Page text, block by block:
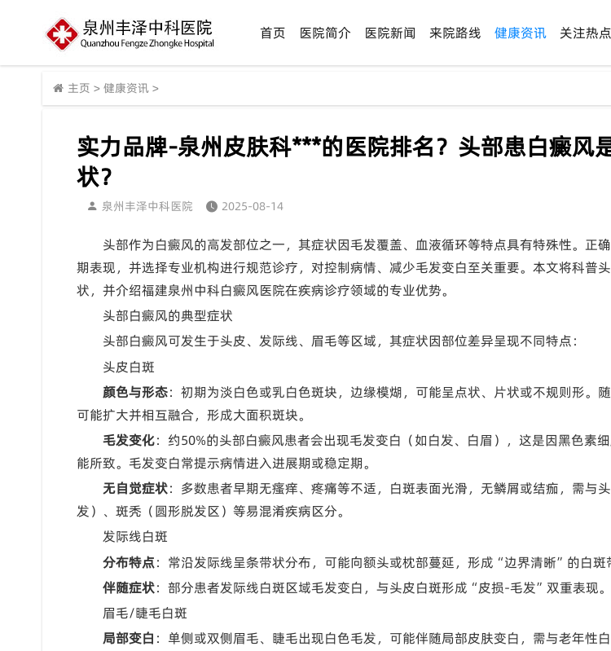
首页 医院简介 医院新闻 来院路线 健康资讯 关注热点
主页 > 健康资讯 >
实力品牌-泉州皮肤科***的医院排名？头部患白癜风
状？
泉州丰泽中科医院 2025-08-14
头部作为白癜风的高发部位之一，其症状因毛发覆盖、血液循环等特点具有特殊性。正
期表现，并选择专业机构进行规范诊疗，对控制病情、减少毛发变白至关重要。本文将科普
状，并介绍福建泉州中科白癜风医院在疾病诊疗领域的专业优势。
头部白癜风的典型症状
头部白癜风可发生于头皮、发际线、眉毛等区域，其症状因部位差异呈现不同特点：
头皮白斑
颜色与形态：初期为淡白色或乳白色斑块，边缘模煳，可能呈点状、片状或不规则形。
可能扩大并相互融合，形成大面积斑块。
毛发变化：约50%的头部白癜风患者会出现毛发变白（如白发、白眉），这是因黑色素
能所致。毛发变白常提示病情进入进展期或稳定期。
无自觉症状：多数患者早期无瘙痒、疼痛等不适，白斑表面光滑，无鳞屑或结痂，需与
发）、斑秃（圆形脱发区）等易混淆疾病区分。
发际线白斑
分布特点：常沿发际线呈条带状分布，可能向额头或枕部蔓延，形成“边界清晰”的白斑
伴随症状：部分患者发际线白斑区域毛发变白，与头皮白斑形成“皮损-毛发”双重表现。
眉毛/睫毛白斑
局部变白 ：单侧或双侧眉毛、睫毛出现白色毛发，可能伴随局部皮肤变白，需与老年性